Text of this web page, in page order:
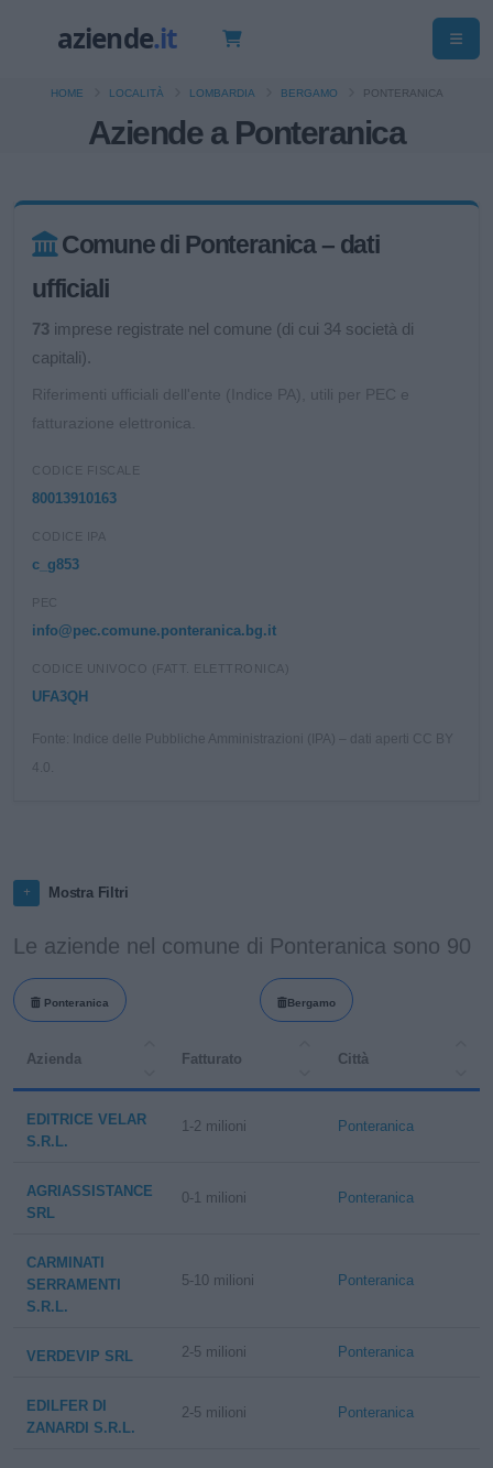
Aziende a Ponteranica
HOME LOCALITÀ LOMBARDIA BERGAMO PONTERANICA
Comune di Ponteranica – dati
ufficiali
73 imprese registrate nel comune (di cui 34 società di
capitali).
Riferimenti ufficiali dell'ente (Indice PA), utili per PEC e
fatturazione elettronica.
CODICE FISCALE
80013910163
CODICE IPA
c_g853
PEC
info@pec.comune.ponteranica.bg.it
CODICE UNIVOCO (FATT. ELETTRONICA)
UFA3QH
Fonte: Indice delle Pubbliche Amministrazioni (IPA) – dati aperti CC BY
Mostra Filtri
Le aziende nel comune di Ponteranica sono 90
Ponteranica Bergamo
Azienda Fatturato Città
EDITRICE VELAR
S.R.L.
1-2 milioni Ponteranica
AGRIASSISTANCE
SRL
0-1 milioni Ponteranica
CARMINATI
SERRAMENTI
S.R.L.
5-10 milioni Ponteranica
VERDEVIP SRL 2-5 milioni Ponteranica
EDILFER DI
ZANARDI S.R.L.
2-5 milioni Ponteranica